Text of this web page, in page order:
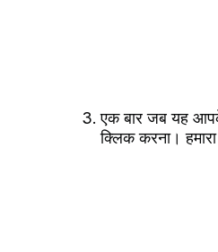
एक बार जब यह
क्लिक करना।